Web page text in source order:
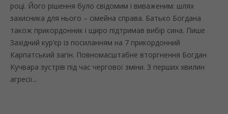
році. Його рішення було свідомим і виваженим: шлях
захисника для нього – сімейна справа. Батько Богдана
також прикордонник і щиро підтримав вибір сина. Пише
Західний кур’єр із посиланням на 7 прикордонний
Карпатський загін. Повномасштабне вторгнення Богдан
Кучвара зустрів під час чергової зміни. З перших хвилин
агресії...